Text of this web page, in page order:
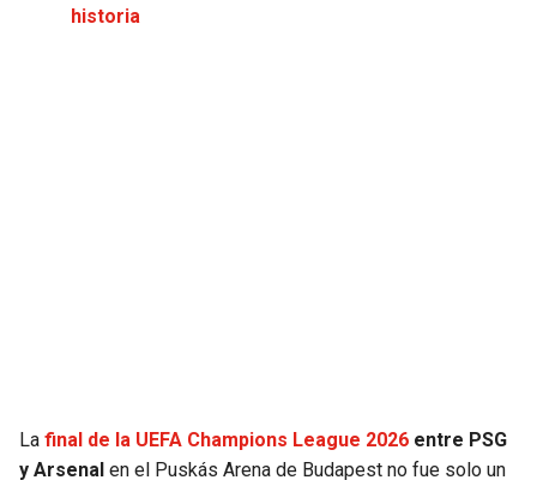
COMMANDERS
PACKERS
KINGS
TIMBERWOLVES
historia
La final de la UEFA Champions League 2026 entre PSG
y Arsenal en el Puskás Arena de Budapest no fue solo un